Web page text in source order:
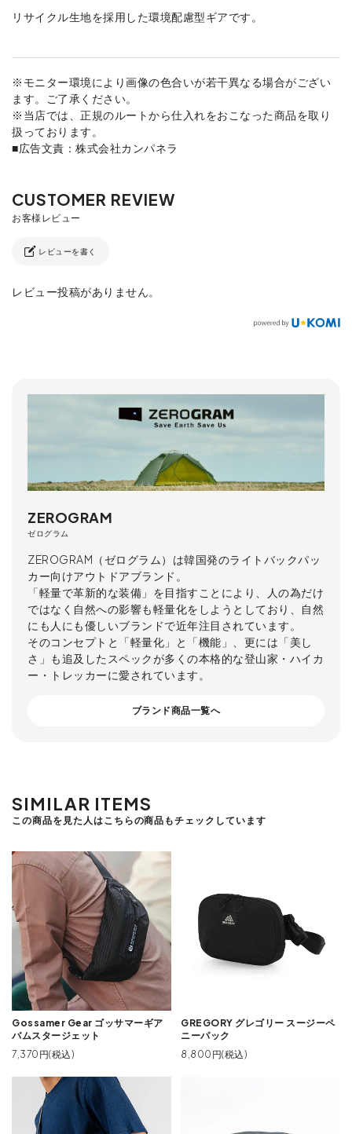
リサイクル生地を採用した環境配慮型ギアです。
※モニター環境により画像の色合いが若干異なる場合がござい
ます。ご了承ください。
※当店では、正規のルートから仕入れをおこなった商品を取り
扱っております。
■広告文責：株式会社カンパネラ
レビューを書く
レビュー投稿がありません。
ZEROGRAM
ゼログラム
ZEROGRAM（ゼログラム）は韓国発のライトバックパッ
カー向けアウトドアブランド。
「軽量で革新的な装備」を目指すことにより、人の為だけ
ではなく自然への影響も軽量化をしようとしており、自然
にも人にも優しいブランドで近年注目されています。
そのコンセプトと「軽量化」と「機能」、更には「美し
さ」も追及したスペックが多くの本格的な登山家・ハイカ
ー・トレッカーに愛されています。
ブランド商品一覧へ
SIMILAR ITEMS
この商品を見た人はこちらの商品もチェックしています
Gossamer Gear ゴッサマーギア
バムスタージェット
7,370円(税込)
GREGORY グレゴリー スージーペ
ニーパック
8,800円(税込)